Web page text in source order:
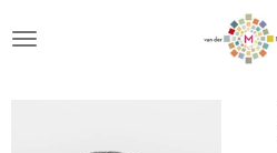
direct